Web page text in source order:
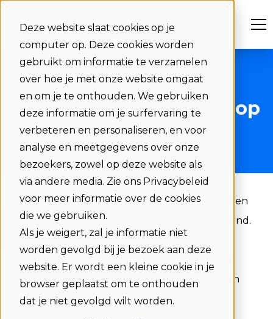
Deze website slaat cookies op je
computer op. Deze cookies worden
gebruikt om informatie te verzamelen
over hoe je met onze website omgaat
en om je te onthouden. We gebruiken
deze informatie om je surfervaring te
verbeteren en personaliseren, en voor
analyse en meetgegevens over onze
bezoekers, zowel op deze website als
via andere media. Zie ons Privacybeleid
voor meer informatie over de cookies
die we gebruiken.
Als je weigert, zal je informatie niet
worden gevolgd bij je bezoek aan deze
website. Er wordt een kleine cookie in je
browser geplaatst om te onthouden
dat je niet gevolgd wilt worden.
Wat betekent werken op
afstand?
Bijhybride werkenwordt een balans gevonden
tussen werken op kantoor en werken op afstand.
Het betekent niet alleen de vrijheid voor
werknemers om te werken waar ze het meest
productief zijn, maar ook de flexibiliteit om hun
werktijden aan te passen aan hun individuele